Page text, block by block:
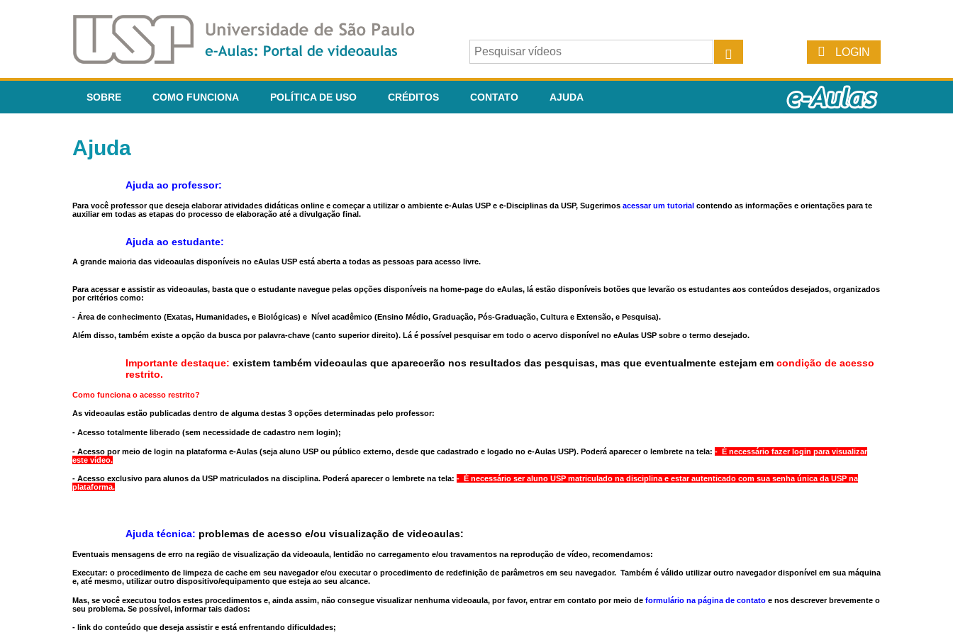
LOGIN
SOBRE COMO FUNCIONA POLÍTICA DE USO CRÉDITOS CONTATO AJUDA
Ajuda
Ajuda ao professor:
Para você professor que deseja elaborar atividades didáticas online e começar a utilizar o ambiente e-Aulas USP e e-Disciplinas da USP, Sugerimos acessar um tutorial contendo as informações e orientações para te
auxiliar em todas as etapas do processo de elaboração até a divulgação final.
Ajuda ao estudante:
A grande maioria das videoaulas disponíveis no eAulas USP está aberta a todas as pessoas para acesso livre.
Para acessar e assistir as videoaulas, basta que o estudante navegue pelas opções disponíveis na home-page do eAulas, lá estão disponíveis botões que levarão os estudantes aos conteúdos desejados, organizados
por critérios como:
- Área de conhecimento (Exatas, Humanidades, e Biológicas) e Nível acadêmico (Ensino Médio, Graduação, Pós-Graduação, Cultura e Extensão, e Pesquisa).
Além disso, também existe a opção da busca por palavra-chave (canto superior direito). Lá é possível pesquisar em todo o acervo disponível no eAulas USP sobre o termo desejado.
Importante destaque: existem também videoaulas que aparecerão nos resultados das pesquisas, mas que eventualmente estejam em condição de acesso
restrito.
Como funciona o acesso restrito?
As videoaulas estão publicadas dentro de alguma destas 3 opções determinadas pelo professor:
- Acesso totalmente liberado (sem necessidade de cadastro nem login);
- Acesso por meio de login na plataforma e-Aulas (seja aluno USP ou público externo, desde que cadastrado e logado no e-Aulas USP). Poderá aparecer o lembrete na tela: - É necessário fazer login para visualizar
este vídeo.
- Acesso exclusivo para alunos da USP matriculados na disciplina. Poderá aparecer o lembrete na tela: - É necessário ser aluno USP matriculado na disciplina e estar autenticado com sua senha única da USP na
plataforma.
Ajuda técnica: problemas de acesso e/ou visualização de videoaulas:
Eventuais mensagens de erro na região de visualização da videoaula, lentidão no carregamento e/ou travamentos na reprodução de vídeo, recomendamos:
Executar: o procedimento de limpeza de cache em seu navegador e/ou executar o procedimento de redefinição de parâmetros em seu navegador. Também é válido utilizar outro navegadordisponível em sua máquina
e, até mesmo, utilizar outro dispositivo/equipamento que esteja ao seu alcance.
Mas, se você executou todos estes procedimentos e, ainda assim, não consegue visualizar nenhuma videoaula, por favor, entrar em contato por meio de formulário na página de contato e nos descrever brevemente o
seu problema. Se possível, informar tais dados:
- link do conteúdo que deseja assistir e está enfrentando dificuldades;